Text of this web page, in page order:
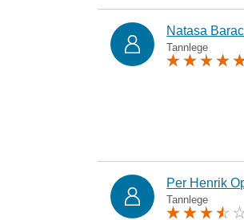
Natasa
Tannlege
Per Henrik
Tannlege